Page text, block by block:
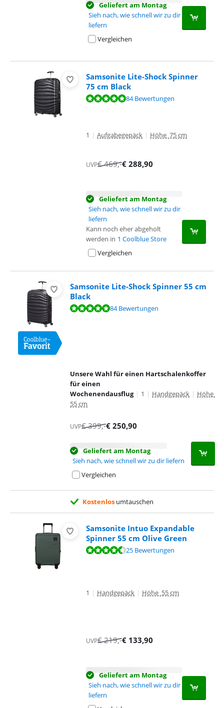
Geliefert am Montag
Sieh nach, wie schnell wir zu dir
liefern
Vergleichen
Samsonite Lite-Shock Spinner
75 cm Black
Bewertet mit 9,6 von 10, basierend auf 84 Bewertungen.
84 Bewertungen
1 | Aufgabegepäck | Höhe 75 cm
UVP€469,-€ 288,90
Geliefert am Montag
Sieh nach, wie schnell wir zu dir
liefern
Kann noch eher abgeholt
werden in 1 Coolblue Store
Vergleichen
Samsonite Lite-Shock Spinner 55 cm
Black
Bewertet mit 9,6 von 10, basierend auf 84 Bewertungen.
84 Bewertungen
Unsere Wahl für einen Hartschalenkoffer
für einen
Wochenendausflug | 1 | Handgepäck | Höhe
55 cm
UVP€399,-€250,90
Geliefert am Montag
Sieh nach, wie schnell wir zu dir liefern
Vergleichen
Kostenlos umtauschen
Samsonite Intuo Expandable
Spinner 55 cm Olive Green
Bewertet mit 9,1 von 10, basierend auf 25 Bewertungen.
25 Bewertungen
1 | Handgepäck | Höhe 55 cm
UVP€219,-€ 133,90
Geliefert am Montag
Sieh nach, wie schnell wir zu dir
liefern